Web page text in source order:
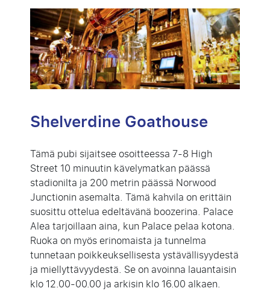
Shelverdine Goathouse
Tämä pubi sijaitsee osoitteessa 7-8 High
Street 10 minuutin kävelymatkan päässä
stadionilta ja 200 metrin päässä Norwood
Junctionin asemalta. Tämä kahvila on erittäin
suosittu ottelua edeltävänä boozerina. Palace
Alea tarjoillaan aina, kun Palace pelaa kotona.
Ruoka on myös erinomaista ja tunnelma
tunnetaan poikkeuksellisesta ystävällisyydestä
ja miellyttävyydestä. Se on avoinna lauantaisin
klo 12.00-00.00 ja arkisin klo 16.00 alkaen.